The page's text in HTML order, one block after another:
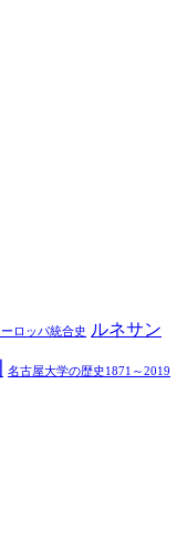
ーロッパ統合史 ルネサン
名古屋大学の歴史1871～2019